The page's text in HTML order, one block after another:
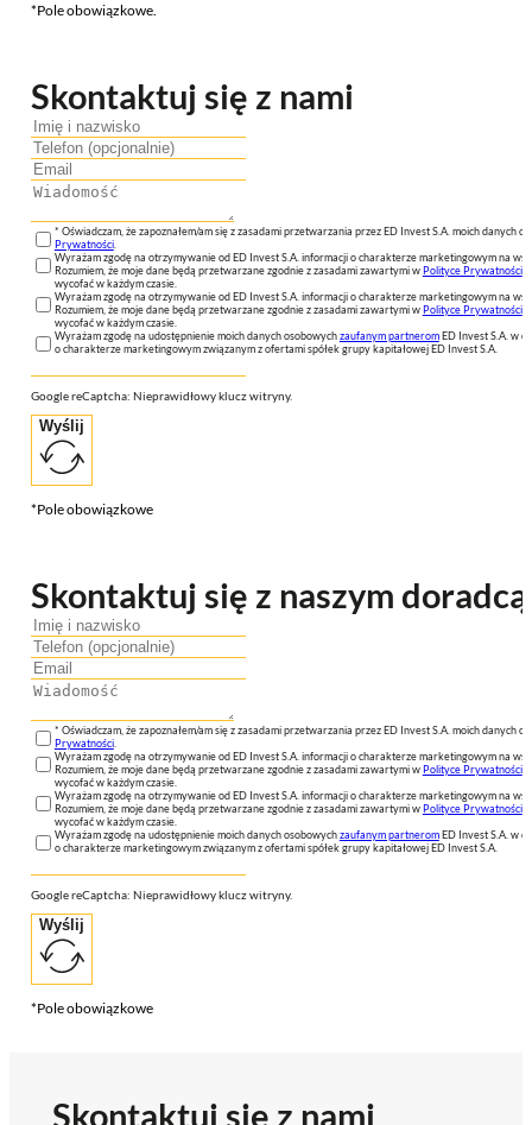
*Pole obowiązkowe.
Skontaktuj się z nami
* Oświadczam, że zapoznałem/am się z zasadami przetwarzania przez ED Invest S.A. moich danych
Prywatności.
Wyrażam zgodę na otrzymywanie od ED Invest S.A. informacji o charakterze marketingowym na
Rozumiem, że moje dane będą przetwarzane zgodnie z zasadami zawartymi wPolityce Prywatności
wycofać w każdym czasie.
Wyrażam zgodę na otrzymywanie od ED Invest S.A. informacji o charakterze marketingowym na
Rozumiem, że moje dane będą przetwarzane zgodnie z zasadami zawartymi wPolityce Prywatności
wycofać w każdym czasie.
Wyrażam zgodę na udostępnienie moich danych osobowychzaufanym partneromED Invest S.A. w
o charakterze marketingowym związanym z ofertami spółek grupy kapitałowej ED Invest S.A.
Google reCaptcha: Nieprawidłowy klucz witryny.
Wyślij
*Pole obowiązkowe
Skontaktuj się z naszym doradcą
* Oświadczam, że zapoznałem/am się z zasadami przetwarzania przez ED Invest S.A. moich danych
Prywatności.
Wyrażam zgodę na otrzymywanie od ED Invest S.A. informacji o charakterze marketingowym na
Rozumiem, że moje dane będą przetwarzane zgodnie z zasadami zawartymi wPolityce Prywatności
wycofać w każdym czasie.
Wyrażam zgodę na otrzymywanie od ED Invest S.A. informacji o charakterze marketingowym na
Rozumiem, że moje dane będą przetwarzane zgodnie z zasadami zawartymi wPolityce Prywatności
wycofać w każdym czasie.
Wyrażam zgodę na udostępnienie moich danych osobowychzaufanym partneromED Invest S.A. w
o charakterze marketingowym związanym z ofertami spółek grupy kapitałowej ED Invest S.A.
Google reCaptcha: Nieprawidłowy klucz witryny.
Wyślij
*Pole obowiązkowe
Skontaktuj się z nami